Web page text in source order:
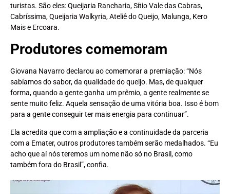
turistas. São eles: Queijaria Rancharia, Sítio Vale das Cabras,
Cabríssima, Queijaria Walkyria, Ateliê do Queijo, Malunga, Kero
Mais e Ercoara.
Produtores comemoram
Giovana Navarro declarou ao comemorar a premiação: “Nós
sabíamos do sabor, da qualidade do queijo. Mas, de qualquer
forma, quando a gente ganha um prêmio, a gente realmente se
sente muito feliz. Aquela sensação de uma vitória boa. Isso é bom
para a gente conseguir ter mais energia para continuar”.
Ela acredita que com a ampliação e a continuidade da parceria
com a Emater, outros produtores também serão medalhados. “Eu
acho que aí nós teremos um nome não só no Brasil, como
também fora do Brasil”, confia.